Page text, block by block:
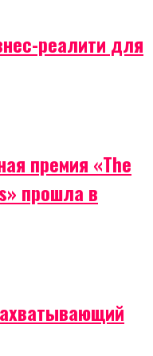
реалити для
премия «The
прошла в